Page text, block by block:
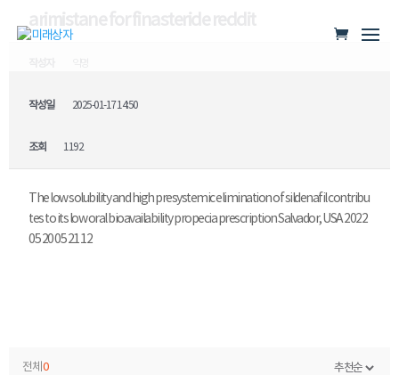
작성일 2025-01-17 14:50
조회 1192
The low solubility and high presystemic elimination of sildenafil contribu
tes to its low oral bioavailabilitypropecia prescription Salvador, USA 2022
05 20 05 21 12
전체 0